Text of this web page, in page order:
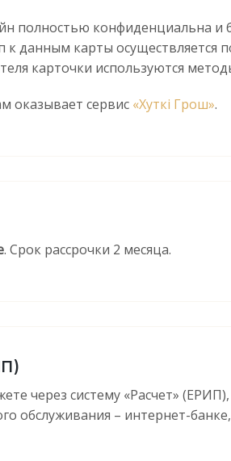
полностью конфиденциальна и
к данным карты осуществляется
карточки используются
оказывает сервис «Хуткi Грош».
. Срок рассрочки 2 месяца.
через систему «Расчет»
обслуживания – интернет-